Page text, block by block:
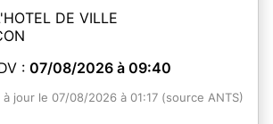
DE VILLE
: 07/08/2026 à 09:40
jour le 07/08/2026 à 01:17 (source ANTS)